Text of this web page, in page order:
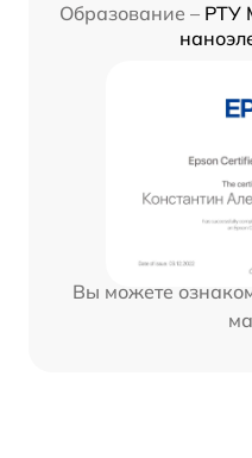
Образование – РТУ
Вы можете